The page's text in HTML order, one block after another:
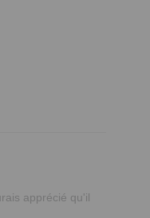
apprécié qu'il